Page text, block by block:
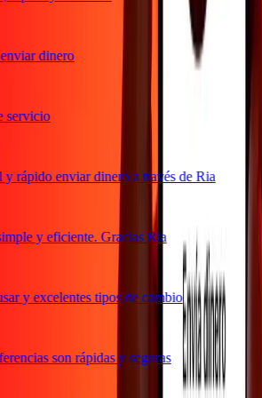
dinero
enviar dinero a través de Ria
y eficiente. Gracias Ria
y excelentes tipos de cambio
son rápidas y seguras